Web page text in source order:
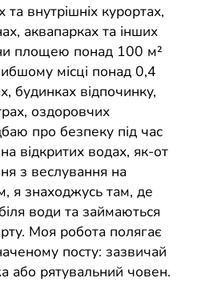
внутрішніх курортах,
аквапарках та інших
площею понад 100 м²
місці понад 0,4
будинках відпочинку,
оздоровчих
про безпеку під час
відкритих водах, як-от
з веслування на
я знаходжусь там, де
води та займаються
Моя робота полягає
посту: зазвичай
або рятувальний човен.